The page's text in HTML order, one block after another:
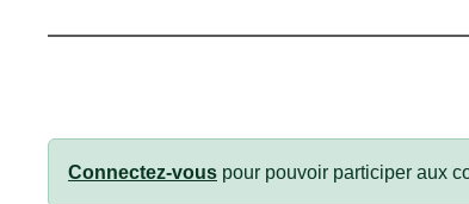
Connectez-vous pour pouvoir participer aux